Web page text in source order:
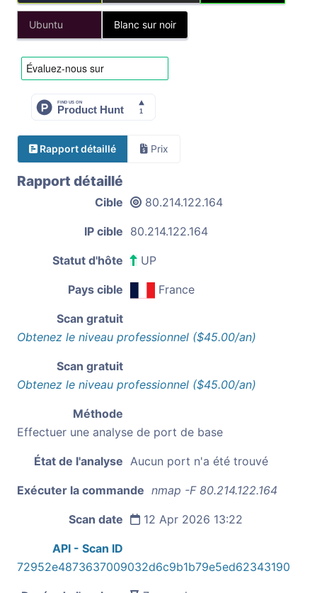
Ubuntu Blanc sur noir
Rapport détaillé Prix
Rapport détaillé
Cible 80.214.122.164
IP cible 80.214.122.164
Statut d'hôte UP
Pays cible France
Scan gratuit
Obtenez le niveau professionnel ($45.00/an)
Scan gratuit
Obtenez le niveau professionnel ($45.00/an)
Méthode
Effectuer une analyse de port de base
État de l'analyse Aucun port n'a été trouvé
Exécuter la commande nmap -F 80.214.122.164
Scan date 12 Apr 2026 13:22
API - Scan ID
72952e4873637009032d6c9b1b79e5ed62343190